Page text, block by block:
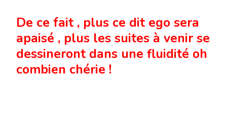
De ce fait , plus ce dit ego sera
apaisé , plus les suites à venir se
dessineront dans une fluidité oh
combien chérie !